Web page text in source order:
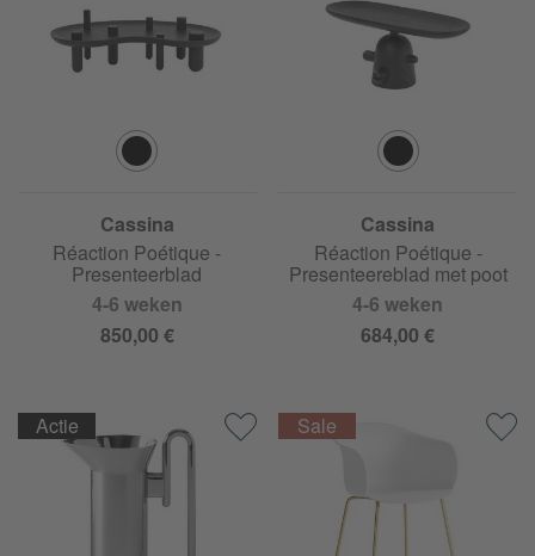
Cassina
Réaction Poétique -
Presenteerblad
4-6 weken
850,00 €
Cassina
Réaction Poétique -
Presenteereblad met poot
4-6 weken
684,00 €
Actie